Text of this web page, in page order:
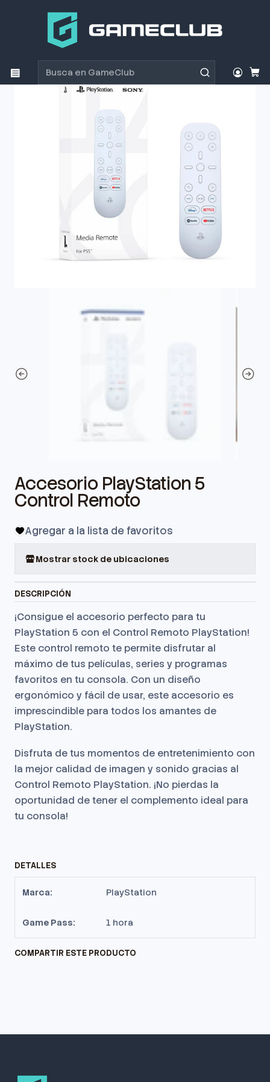
Productos
Accesorios Consolas
Accesorio PlayStation 5 Control Remoto
Accesorio PlayStation 5
Control Remoto
Agregar a la lista de favoritos
Mostrar stock de ubicaciones
DESCRIPCIÓN
¡Consigue el accesorio perfecto para tu
PlayStation 5 con el Control Remoto PlayStation!
Este control remoto te permite disfrutar al
máximo de tus películas, series y programas
favoritos en tu consola. Con un diseño
ergonómico y fácil de usar, este accesorio es
imprescindible para todos los amantes de
PlayStation.
Disfruta de tus momentos de entretenimiento con
la mejor calidad de imagen y sonido gracias al
Control Remoto PlayStation. ¡No pierdas la
oportunidad de tener el complemento ideal para
tu consola!
DETALLES
Marca: PlayStation
Game Pass: 1 hora
COMPARTIR ESTE PRODUCTO